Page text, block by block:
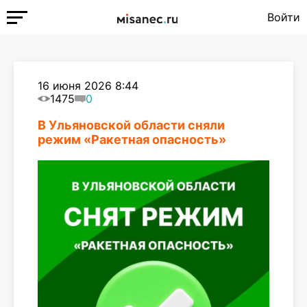
Войти
16 июня 2026 8:44
1475
0
В Ульяновской области сняли
режим «Ракетная опасность»